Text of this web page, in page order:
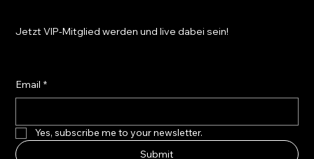
Jetzt VIP-Mitglied werden und live dabei sein!
Email *
Yes, subscribe me to your newsletter.
Submit